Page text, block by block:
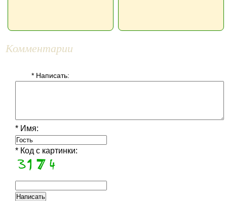
Комментарии
* Написать:
* Имя:
* Код с картинки: